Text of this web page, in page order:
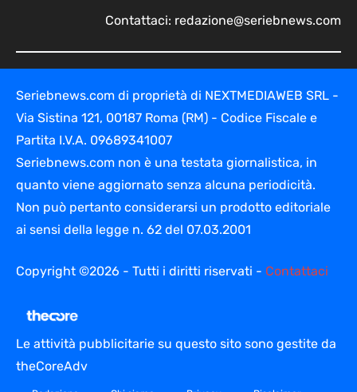
Contattaci: redazione@seriebnews.com
Seriebnews.com di proprietà di NEXTMEDIAWEB SRL -
Via Sistina 121, 00187 Roma (RM) - Codice Fiscale e
Partita I.V.A. 09689341007
Seriebnews.com non è una testata giornalistica, in
quanto viene aggiornato senza alcuna periodicità.
Non può pertanto considerarsi un prodotto editoriale
ai sensi della legge n. 62 del 07.03.2001
Copyright ©2026 - Tutti i diritti riservati - Contattaci
Le attività pubblicitarie su questo sito sono gestite da
theCoreAdv